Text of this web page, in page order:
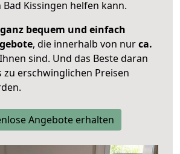
Kissingen helfen kann.
bequem und einfach
, die innerhalb von nurca.
sind. Und das Beste daran
zu erschwinglichen Preisen
Angebote erhalten